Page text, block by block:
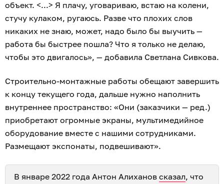
объект. <...> Я плачу, уговариваю, встаю на колени,
стучу кулаком, ругаюсь. Разве что плохих слов
никаких не знаю, может, надо было бы выучить —
работа бы быстрее пошла? Что я только не делаю,
чтобы это двигалось», — добавила Светлана Сивкова.
Строительно-монтажные работы обещают завершить
к концу текущего года, дальше нужно наполнить
внутреннее пространство: «Они (заказчики — ред.)
приобретают огромные экраны, мультимедийное
оборудование вместе с нашими сотрудниками.
Размещают экспонаты, подвешивают».
В январе 2022 года Антон Алиханов сказал, что